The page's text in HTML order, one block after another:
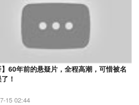
】60年前的悬疑片，全程高潮，可惜被名
！
15 02:44